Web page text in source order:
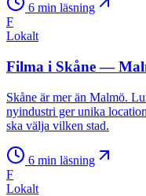
6 min läsning
F
Lokalt
Filma i Skåne —
Skåne är mer än Malmö.
nyindustri ger unika
ska välja vilken stad.
6 min läsning
F
Lokalt